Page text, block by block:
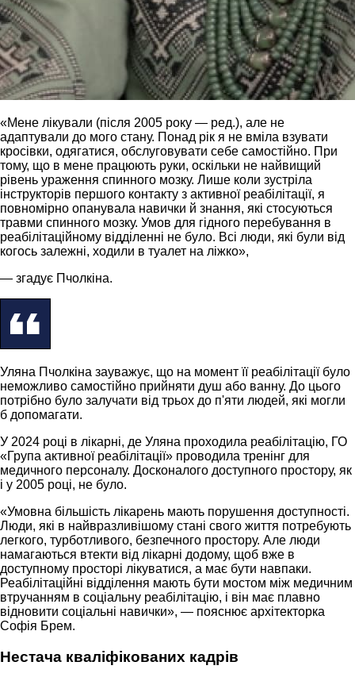
«Мене лікували (після 2005 року — ред.), але не
адаптували до мого стану. Понад рік я не вміла взувати
кросівки, одягатися, обслуговувати себе самостійно. При
тому, що в мене працюють руки, оскільки не найвищий
рівень ураження спинного мозку. Лише коли зустріла
інструкторів першого контакту з активної реабілітації, я
повномірно опанувала навички й знання, які стосуються
травми спинного мозку. Умов для гідного перебування в
реабілітаційному відділенні не було. Всі люди, які були від
когось залежні, ходили в туалет на ліжко»,
— згадує Пчолкіна.
Уляна Пчолкіна зауважує, що на момент її реабілітації було
неможливо самостійно прийняти душ або ванну. До цього
потрібно було залучати від трьох до п'яти людей, які могли
б допомагати.
У 2024 році в лікарні, де Уляна проходила реабілітацію, ГО
«Група активної реабілітації» проводила тренінг для
медичного персоналу. Досконалого доступного простору, як
і у 2005 році, не було.
«Умовна більшість лікарень мають порушення доступності.
Люди, які в найвразливішому стані свого життя потребують
легкого, турботливого, безпечного простору. Але люди
намагаються втекти від лікарні додому, щоб вже в
доступному просторі лікуватися, а має бути навпаки.
Реабілітаційні відділення мають бути мостом між медичним
втручанням в соціальну реабілітацію, і він має плавно
відновити соціальні навички», — пояснює архітекторка
Софія Брем.
Нестача кваліфікованих кадрів